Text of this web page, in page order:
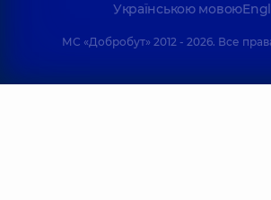
Українською мовою
МС «Добробут» 2012 - 2026. Все